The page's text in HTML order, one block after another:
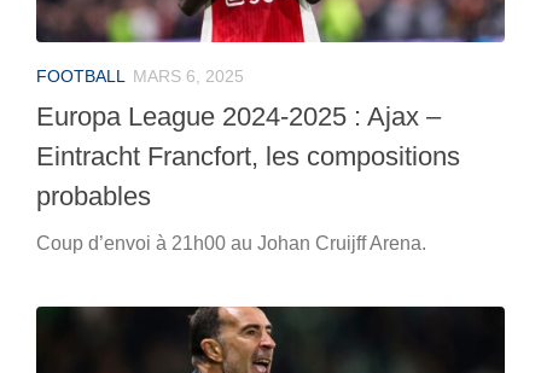
FOOTBALL MARS 6, 2025
Europa League 2024-2025 : Ajax –
Eintracht Francfort, les compositions
probables
Coup d’envoi à 21h00 au Johan Cruijff Arena.